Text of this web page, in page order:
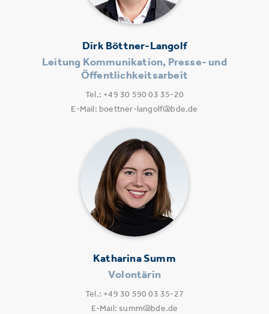
Dirk Böttner-Langolf
Leitung Kommunikation, Presse- und
Öffentlichkeitsarbeit
Tel.: +49 30 590 03 35-20
E-Mail: boettner-langolf@bde.de
Katharina Summ
Volontärin
Tel.: +49 30 590 03 35-27
E-Mail: summ@bde.de